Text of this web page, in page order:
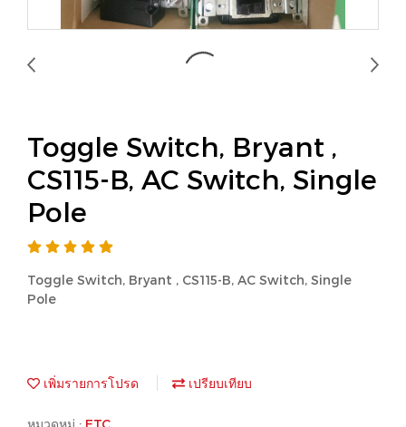
Toggle Switch, Bryant ,
CS115-B, AC Switch, Single
Pole
Toggle Switch, Bryant , CS115-B, AC Switch, Single
Pole
เพิ่มรายการโปรด เปรียบเทียบ
หมวดหมู่ : ETC